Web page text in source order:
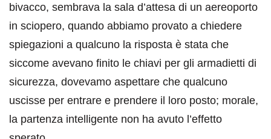
bivacco, sembrava la sala d’attesa di un aereoporto
in sciopero, quando abbiamo provato a chiedere
spiegazioni a qualcuno la risposta è stata che
siccome avevano finito le chiavi per gli armadietti di
sicurezza, dovevamo aspettare che qualcuno
uscisse per entrare e prendere il loro posto; morale,
la partenza intelligente non ha avuto l’effetto